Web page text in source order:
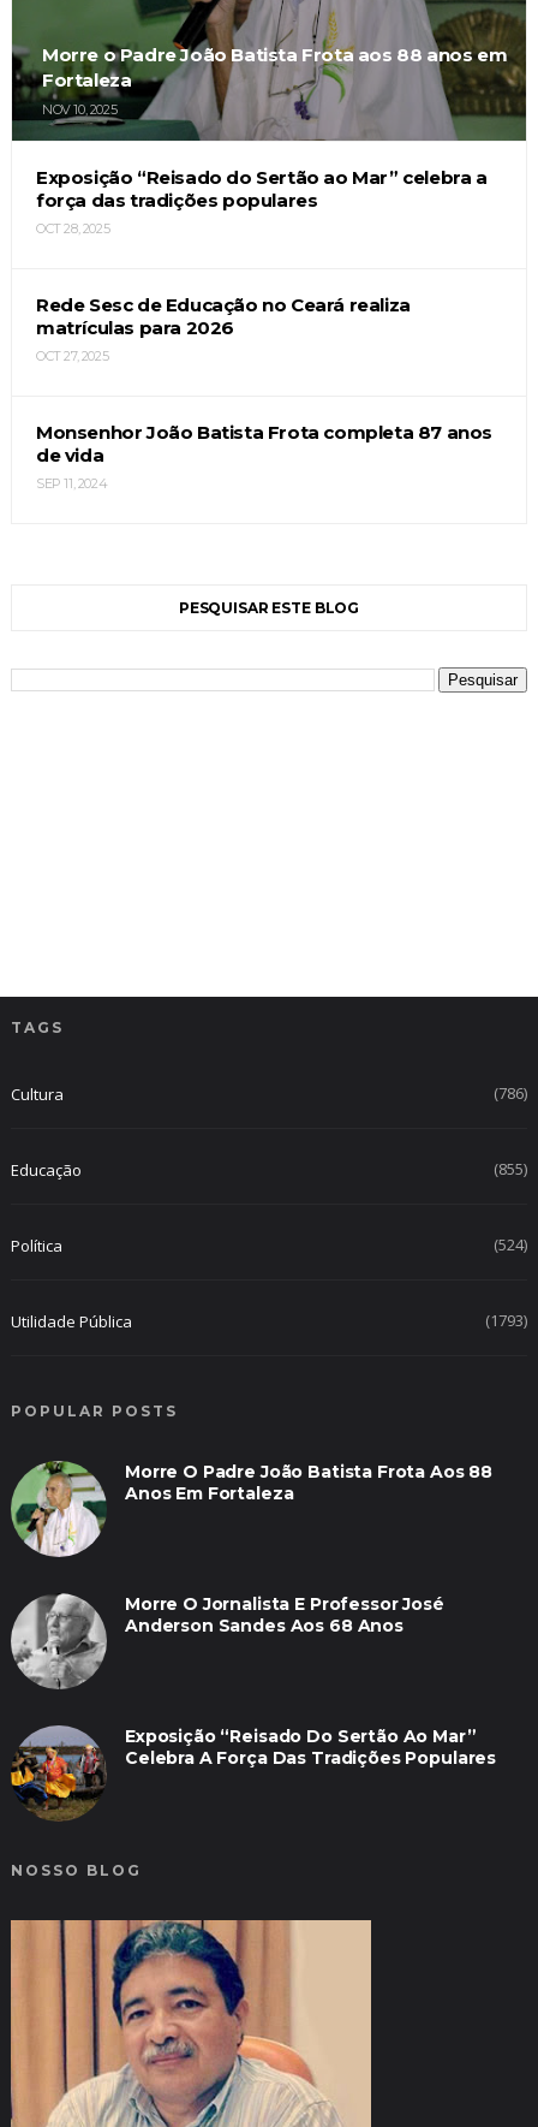
Morre o Padre João Batista Frota aos 88 anos em
Fortaleza
NOV 10, 2025
Exposição “Reisado do Sertão ao Mar” celebra a
força das tradições populares
OCT 28, 2025
Rede Sesc de Educação no Ceará realiza
matrículas para 2026
OCT 27, 2025
Monsenhor João Batista Frota completa 87 anos
de vida
SEP 11, 2024
PESQUISAR ESTE BLOG
TAGS
Cultura (786)
Educação (855)
Política (524)
Utilidade Pública (1793)
POPULAR POSTS
Morre O Padre João Batista Frota Aos 88
Anos Em Fortaleza
Morre O Jornalista E Professor José
Anderson Sandes Aos 68 Anos
Exposição “Reisado Do Sertão Ao Mar”
Celebra A Força Das Tradições Populares
NOSSO BLOG